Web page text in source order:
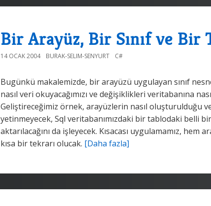
Bir Arayüz, Bir Sınıf ve Bir
14 OCAK 2004 BURAK-SELIM-SENYURT C#
Bugünkü makalemizde, bir arayüzü uygulayan sınıf
nasıl veri okuyacağımızı ve değişiklikleri veritabanına
Geliştireceğimiz örnek, arayüzlerin nasıl oluşturulduğu ve
yetinmeyecek, Sql veritabanımızdaki bir tablodaki belli
aktarılacağını da işleyecek. Kısacası uygulamamız,
kısa bir tekrarı olucak. [Daha fazla]